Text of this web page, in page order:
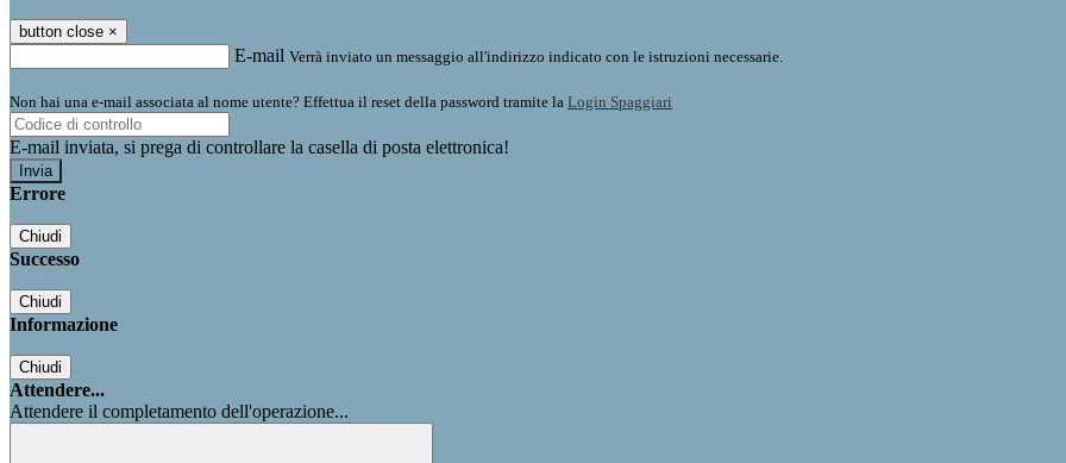
button close ×
E-mail Verrà inviato un messaggio all'indirizzo indicato con le istruzioni necessarie.
Non hai una e-mail associata al nome utente? Effettua il reset della password tramite la Login Spaggiari
E-mail inviata, si prega di controllare la casella di posta elettronica!
Errore
Chiudi
Successo
Chiudi
Informazione
Chiudi
Attendere...
Attendere il completamento dell'operazione...